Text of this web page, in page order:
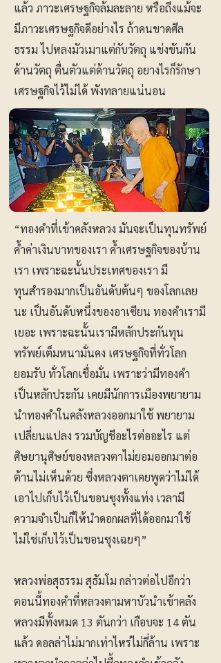
แล้ว ภาวะเศรษฐกิจล้มละลาย หรือถึงแม้จะ
มีภาวะเศรษฐกิจดีอย่างไร ถ้าคนขาดศีล
ธรรม ไปหลงมัวเมาแต่กับวัตถุ แข่งขันกัน
ด้านวัตถุ ตื่นตัวแต่ด้านวัตถุ อยางไรก็รักษา
เศรษฐกิจไว้ไม่ได้ พังทลายแน่นอน
“ทองคำที่เข้าคลังหลวง มันจะเป็นทุนทรัพย์
ค้ำค่าเงินบาทของเรา ค้ำเศรษฐกิจของบ้าน
เรา เพราะฉะนั้นประเทศของเรา มี
ทุนสำรองมากเป็นอันดับต้นๆ ของโลกเลย
นะ เป็นอันดับหนึ่งของอาเซียน ทองคำเรามี
เยอะ เพราะฉะนั้นเรามีหลักประกันทุน
ทรัพย์เต็มหนามั่นคง เศรษฐกิจที่ทั่วโลก
ยอมรับ ทั่วโลกเชื่อมั่น เพราะว่ามีทองคำ
เป็นหลักประกัน เคยมีนักการเมืองพยายาม
นำทองคำในคลังหลวงออกมาใช้ พยายาม
เปลี่ยนแปลง รวมบัญชีอะไรต่ออะไร แต่
ศิษยานุศิษย์ของหลวงตาไม่ยอมออกมาต่อ
ต้านไม่เห็นด้วย ซึ่งหลวงตาเคยพูดว่าไม่ได้
เอาไปเก็บไว้เป็นขอนซุงทั้งแท่ง เวลามี
ความจำเป็นก็ให้นำดอกผลที่ได้ออกมาใช้
ไม่ใช่เก็บไว้เป็นขอนซุงเฉยๆ”
หลวงพ่อสุธรรม สุธัมโม กล่าวต่อไปอีกว่า
ตอนนี้ทองคำที่หลวงตามหาบัวนำเข้าคลัง
หลวงมีทั้งหมด 13 ตันกว่า เกือบจะ 14 ตัน
แล้ว ดอลล่าไม่มากเท่าไหร่ไม่กี่ล้าน เพราะ